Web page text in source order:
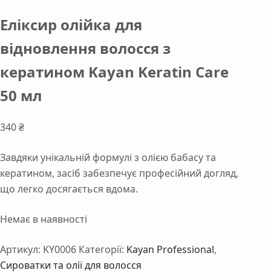
Еліксир олійка для
відновлення волосся з
кератином Kayan Keratin Care
50 мл
340₴
Завдяки унікальній формулі з олією бабасу та
кератином, засіб забезпечує професійний догляд,
що легко досягається вдома.
Немає в наявності
Артикул: KY0006 Категорії: Kayan Professional,
Сироватки та олії для волосся